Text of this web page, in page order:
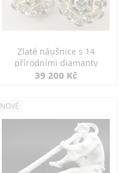
Zlaté náušnice s 14
přírodními diamanty
39 200 Kč
NOVÉ